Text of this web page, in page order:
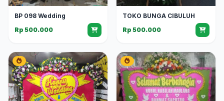
BP 098 Wedding
Rp 500.000
TOKO BUNGA CIBULUH
Rp 500.000